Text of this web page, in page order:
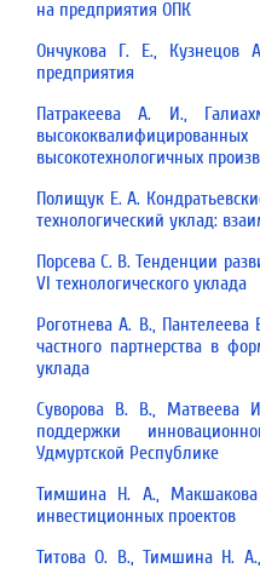
на предприятия ОПК
Ончукова Г. Е., Кузнецов
предприятия
Патракеева А. И.,
высокотехнологичных
Полищук Е. А.
технологический уклад:
Порсева С. В. Тенденции
VI технологического уклада
Роготнева А. В., Пантелеева
частного партнерства в
уклада
Суворова В. В., Матвеева
поддержки
Удмуртской Республике
Тимшина Н. А.,
инвестиционных проектов
Титова О. В., Тимшина Н.